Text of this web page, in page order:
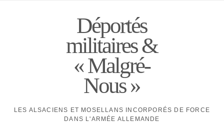
Déportés
militaires &
« Malgré-
Nous »
LES ALSACIENS ET MOSELLANS INCORPORÉS DE FORCE
DANS L'ARMÉE ALLEMANDE